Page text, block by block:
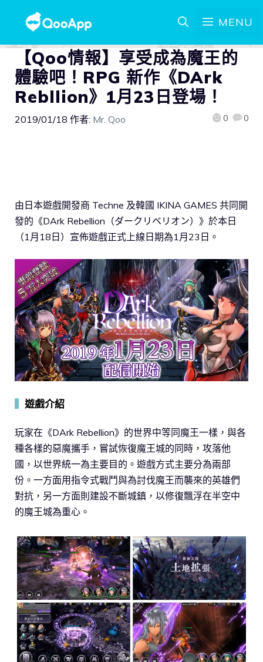
MENU
【Qoo情報】享受成為魔王的
體驗吧！RPG 新作《DArk
Rebllion》1月23日登場！
2019/01/18 作者: Mr. Qoo 0 0
由日本遊戲開發商 Techne 及韓國 IKINA GAMES 共同開
發的《DArk Rebellion（ダークリベリオン）》於本日
（1月18日）宣佈遊戲正式上線日期為1月23日。
遊戲介紹
玩家在《DArk Rebellion》的世界中等同魔王一樣，與各
種各樣的惡魔攜手，嘗試恢復魔王城的同時，攻落他
國，以世界統一為主要目的。遊戲方式主要分為兩部
份。一方面用指令式戰鬥與為討伐魔王而襲來的英雄們
對抗，另一方面則建設不斷城鎮，以修復飄浮在半空中
的魔王城為重心。